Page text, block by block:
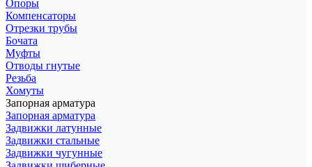
Опоры
Компенсаторы
Отрезки трубы
Бочата
Муфты
Отводы гнутые
Резьба
Хомуты
Запорная арматура
Запорная арматура
Задвижки латунные
Задвижки стальные
Задвижки чугунные